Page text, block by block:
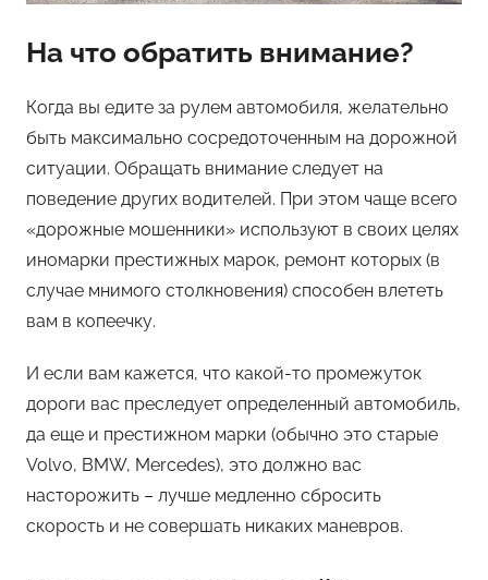
На что обратить внимание?
Когда вы едите за рулем автомобиля, желательно
быть максимально сосредоточенным на дорожной
ситуации. Обращать внимание следует на
поведение других водителей. При этом чаще всего
«дорожные мошенники» используют в своих целях
иномарки престижных марок, ремонт которых (в
случае мнимого столкновения) способен влететь
вам в копеечку.
И если вам кажется, что какой-то промежуток
дороги вас преследует определенный автомобиль,
да еще и престижном марки (обычно это старые
Volvo, BMW, Mercedes), это должно вас
насторожить – лучше медленно сбросить
скорость и не совершать никаких маневров.